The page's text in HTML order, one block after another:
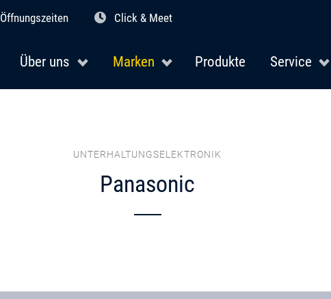
Öffnungszeiten Click & Meet
Über uns Marken Produkte Service
UNTERHALTUNGSELEKTRONIK
Panasonic